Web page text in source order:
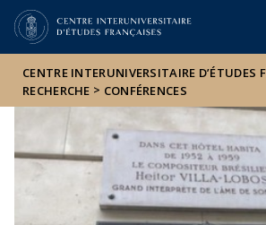
Hírek
Események
ELTE a
sajtóban
CENTRE INTERUNIVERSITAIRE D’ÉTUDES
RECHERCHE > CONFÉRENCES